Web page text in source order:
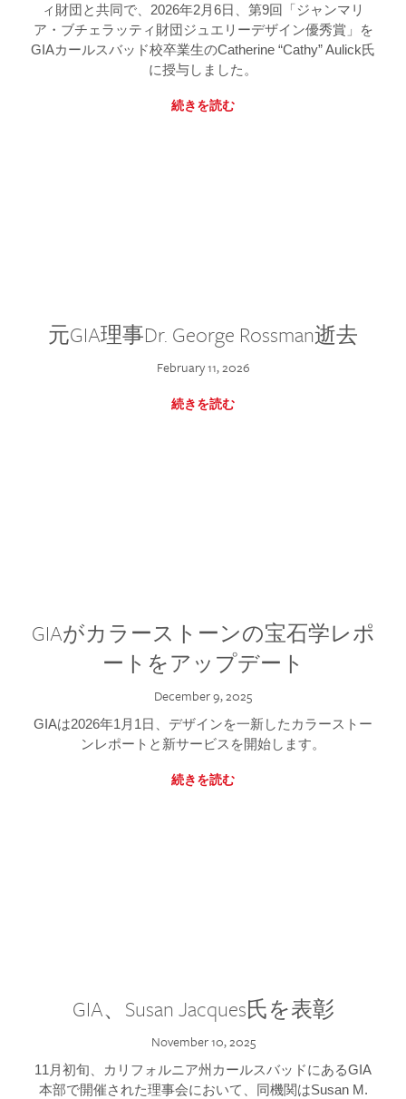
ィ財団と共同で、2026年2月6日、第9回「ジャンマリ
ア・ブチェラッティ財団ジュエリーデザイン優秀賞」を
GIAカールスバッド校卒業生のCatherine “Cathy” Aulick氏
に授与しました。
続きを読む
元GIA理事Dr. George Rossman逝去
February 11, 2026
続きを読む
GIAがカラーストーンの宝石学レポ
ートをアップデート
December 9, 2025
GIAは2026年1月1日、デザインを一新したカラーストー
ンレポートと新サービスを開始します。
続きを読む
GIA、Susan Jacques氏を表彰
November 10, 2025
11月初旬、カリフォルニア州カールスバッドにあるGIA
本部で開催された理事会において、同機関はSusan M.